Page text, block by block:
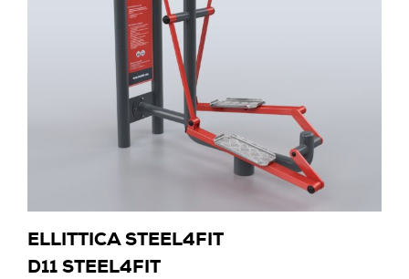
ELLITTICA STEEL4FIT
D11 STEEL4FIT